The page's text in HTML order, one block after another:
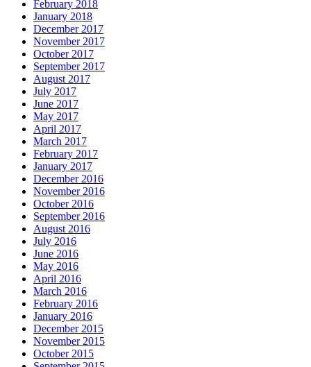
February 2018
January 2018
December 2017
November 2017
October 2017
September 2017
August 2017
July 2017
June 2017
May 2017
April 2017
March 2017
February 2017
January 2017
December 2016
November 2016
October 2016
September 2016
August 2016
July 2016
June 2016
May 2016
April 2016
March 2016
February 2016
January 2016
December 2015
November 2015
October 2015